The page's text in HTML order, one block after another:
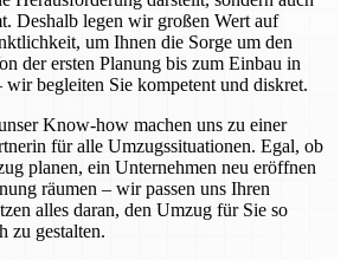
Deshalb legen wir großen Wert auf
um Ihnen die Sorge um den
der ersten Planung bis zum Einbau in
wir begleiten Sie kompetent und diskret.
Know-how machen uns zu einer
für alle Umzugssituationen. Egal, ob
planen, ein Unternehmen neu eröffnen
räumen – wir passen uns Ihren
alles daran, den Umzug für Sie so
zu gestalten.